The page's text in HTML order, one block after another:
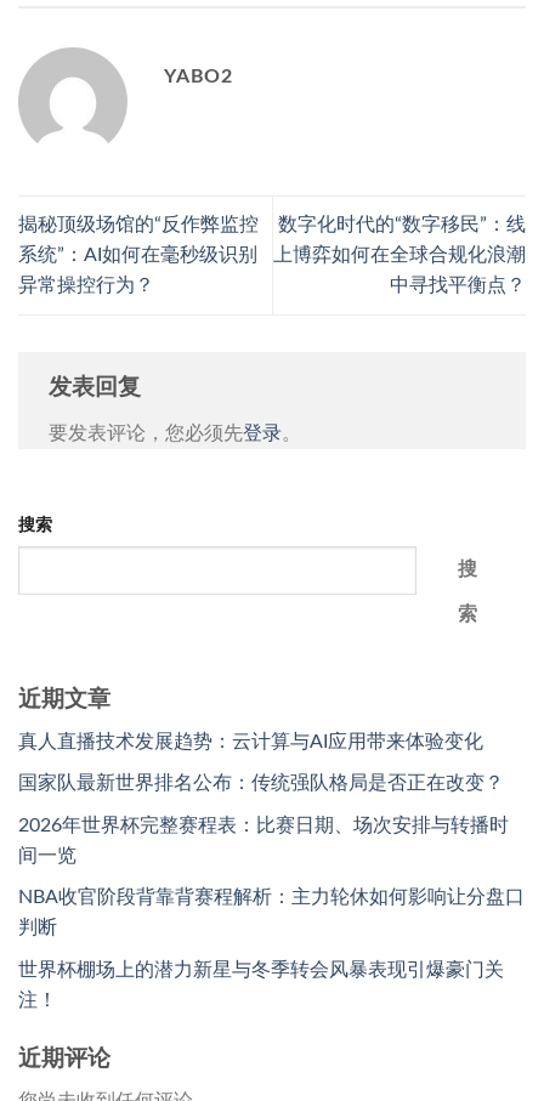
YABO2
揭秘顶级场馆的“反作弊监控
系统”：AI如何在毫秒级识别
异常操控行为？
数字化时代的“数字移民”：线
上博弈如何在全球合规化浪潮
中寻找平衡点？
发表回复
要发表评论，您必须先登录。
搜索
搜
索
近期文章
真人直播技术发展趋势：云计算与AI应用带来体验变化
国家队最新世界排名公布：传统强队格局是否正在改变？
2026年世界杯完整赛程表：比赛日期、场次安排与转播时
间一览
NBA收官阶段背靠背赛程解析：主力轮休如何影响让分盘口
判断
世界杯棚场上的潜力新星与冬季转会风暴表现引爆豪门关
注！
近期评论